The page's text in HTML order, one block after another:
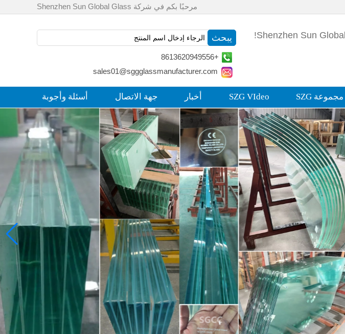
مرحبًا بكم في شركة Shenzhen Sun Global Glass
+8613620949556
sales01@sggglassmanufacturer.com
مجموعة SZG SZG VIdeo أخبار جهة الاتصال أسئلة وأجوبة